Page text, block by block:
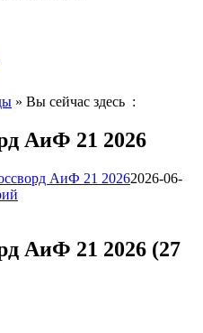
» Вы сейчас здесь :
АиФ 21 2026
АиФ 21 20262026-06-
АиФ 21 2026 (27